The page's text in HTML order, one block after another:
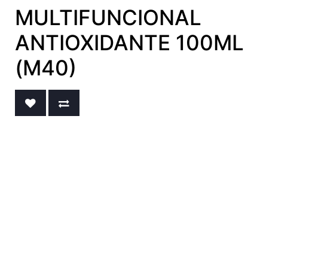
MULTIFUNCIONAL
ANTIOXIDANTE 100ML
(M40)